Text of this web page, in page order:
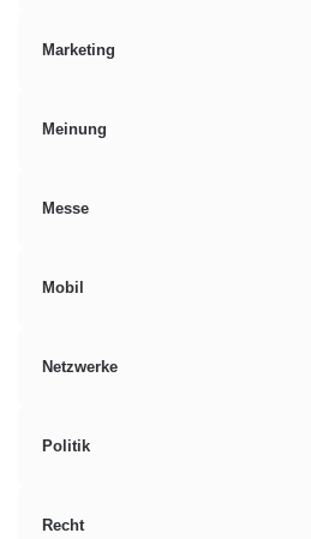
Marketing
Meinung
Messe
Mobil
Netzwerke
Politik
Recht